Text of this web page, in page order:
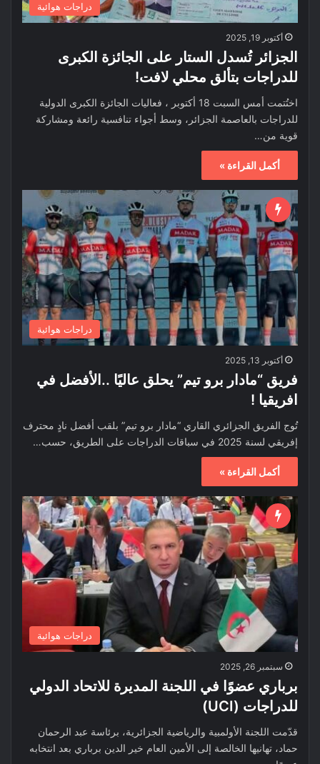
دراجات هوائية
أكتوبر 19, 2025
الجزائر تُسدل الستار على الجائزة الكبرى
للدراجات بتألق محلي لافت!
اختُتمت أمس السبت 18 أكتوبر ، فعاليات الجائزة الكبرى الدولية
للدراجات بالعاصمة الجزائر، وسط أجواء تنافسية رائعة ومشاركة
قوية من…
أكمل القراءة »
دراجات هوائية
أكتوبر 13, 2025
فريق “مادار برو تيم” يحلق عاليًا ..الأفضل في
افريقيا !
تُوج الفريق الجزائري القاري “مادار برو تيم” بلقب أفضل نادٍ محترف
إفريقي لسنة 2025 في سباقات الدراجات على الطريق، حسب…
أكمل القراءة »
دراجات هوائية
سبتمبر 26, 2025
برباري عضوًا في اللجنة المديرة للاتحاد الدولي
للدراجات (UCI)
قدّمت اللجنة الأولمبية والرياضية الجزائرية، برئاسة عبد الرحمان
حماد، تهانيها الخالصة إلى الأمين العام خير الدين برباري بعد انتخابه